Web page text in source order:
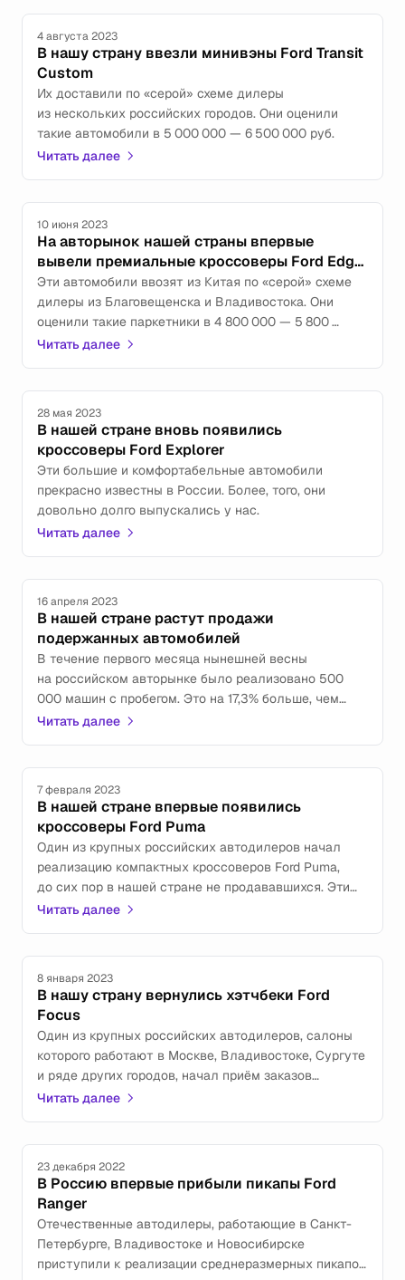
4 августа 2023
В нашу страну ввезли минивэны Ford Transit
Custom
Их доставили по «серой» схеме дилеры
из нескольких российских городов. Они оценили
такие автомобили в 5 000 000 — 6 500 000 руб.
Читать далее
10 июня 2023
На авторынок нашей страны впервые
вывели премиальные кроссоверы Ford Edge
L
Эти автомобили ввозят из Китая по «серой» схеме
дилеры из Благовещенска и Владивостока. Они
оценили такие паркетники в 4 800 000 — 5 800
000 руб.
Читать далее
28 мая 2023
В нашей стране вновь появились
кроссоверы Ford Explorer
Эти большие и комфортабельные автомобили
прекрасно известны в России. Более, того, они
довольно долго выпускались у нас.
Читать далее
16 апреля 2023
В нашей стране растут продажи
подержанных автомобилей
В течение первого месяца нынешней весны
на российском авторынке было реализовано 500
000 машин с пробегом. Это на 17,3% больше, чем
в марте прошлого года.
Читать далее
7 февраля 2023
В нашей стране впервые появились
кроссоверы Ford Puma
Один из крупных российских автодилеров начал
реализацию компактных кроссоверов Ford Puma,
до сих пор в нашей стране не продававшихся. Эти
автомобили выпускаются румынским заводом Ford
Читать далее
8 января 2023
В нашу страну вернулись хэтчбеки Ford
Focus
Один из крупных российских автодилеров, салоны
которого работают в Москве, Владивостоке, Сургуте
и ряде других городов, начал приём заказов
на хэтчбеки Ford Focus актуального поколения.
Читать далее
23 декабря 2022
В Россию впервые прибыли пикапы Ford
Ranger
Отечественные автодилеры, работающие в Санкт-
Петербурге, Владивостоке и Новосибирске
приступили к реализации среднеразмерных пикапов